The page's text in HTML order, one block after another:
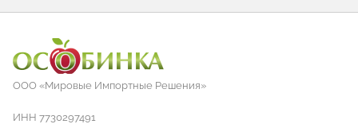
ООО «Мировые Импортные Решения»
ИНН 7730297491